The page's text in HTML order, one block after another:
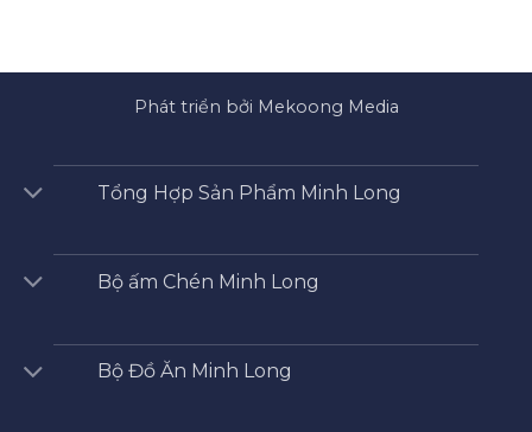
Phát triển bởi Mekoong Media
Tổng Hợp Sản Phẩm Minh Long
Bộ ấm Chén Minh Long
Bộ Đồ Ăn Minh Long